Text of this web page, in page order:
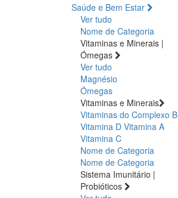
Saúde e Bem Estar
Ver tudo
Nome de Categoria
Vitaminas e Minerais |
Ómegas
Ver tudo
Magnésio
Ómegas
Vitaminas e Minerais
Vitaminas do Complexo B
Vitamina D Vitamina A
Vitamina C
Nome de Categoria
Nome de Categoria
Sistema Imunitário |
Probióticos